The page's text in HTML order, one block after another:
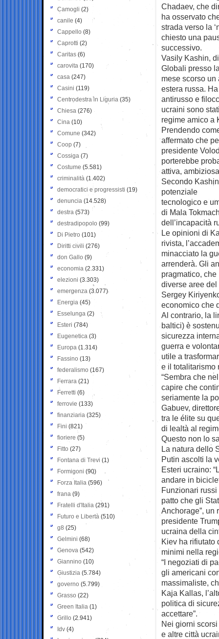
Chadaev, che
ha osservato
strada verso la
chiesto una
successivo.
Vasily Kashin,
Globali presso
mese scorso
estera russa.
antirusso e
ucraini sono
regime amico a
Prendendo
affermato che
presidente
porterebbe
attiva,
Secondo
potenziale
tecnologico e
di Mala
dell’incapacità
Le opinioni di
rivista,
minacciato la
arrenderà. Gli
pragmatico,
diverse aree del
Sergey
economico che
Al contrario, la
baltici) è
sicurezza
guerra e
utile a
e il totalitarismo
“Sembra che
capire che
seriamente la
Gabuev,
tra le élite su
di lealtà al
Questo non lo
La natura dello
Putin ascolti la
Esteri ucraino:
andare in
Funzionari
patto che gli
Anchorage”, un
presidente
ucraina della
Kiev ha rifiutato
minimi nella
“I negoziati di
gli americani
massimaliste,
Kaja Kallas,
politica di
accettare”.
Nei giorni
e altre città
Camogli (2)
canile (4)
Cappello (8)
Caprotti (2)
Caritas (6)
carovita (170)
casa (247)
Casini (119)
Centrodestra in Liguria (35)
Chiesa (276)
Cina (10)
Comune (342)
Coop (7)
Cossiga (7)
Costume (5.581)
criminalità (1.402)
democratici e progressisti (19)
denuncia (14.528)
destra (573)
destradipopolo (99)
Di Pietro (101)
Diritti civili (276)
don Gallo (9)
economia (2.331)
elezioni (3.303)
emergenza (3.077)
Energia (45)
Esselunga (2)
Esteri (784)
Eugenetica (3)
Europa (1.314)
Fassino (13)
federalismo (167)
Ferrara (21)
Ferretti (6)
ferrovie (133)
finanziaria (325)
Fini (821)
fioriere (5)
Fitto (27)
Fontana di Trevi (1)
Formigoni (90)
Forza Italia (596)
frana (9)
Fratelli d'Italia (291)
Futuro e Libertà (510)
g8 (25)
Gelmini (68)
Genova (542)
Giannino (10)
Giustizia (5.784)
governo (5.799)
Grasso (22)
Green Italia (1)
Grillo (2.941)
Idv (4)